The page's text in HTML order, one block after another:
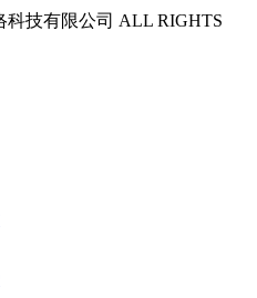
科技有限公司 ALL RIGHTS